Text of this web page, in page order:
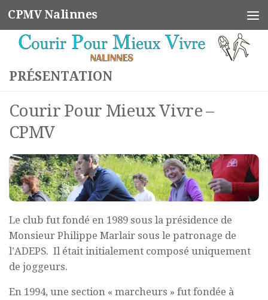
Skip to content
CPMV Nalinnes
PRÉSENTATION
Courir Pour Mieux Vivre –
CPMV
Le club fut fondé en 1989 sous la présidence de
Monsieur Philippe Marlair sous le patronage de
l’ADEPS. Il était initialement composé uniquement
de joggeurs.
En 1994, une section « marcheurs » fut fondée à